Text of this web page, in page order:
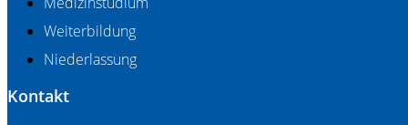
Weiterbildung
Niederlassung
Kontakt